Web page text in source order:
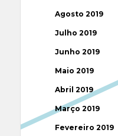
Agosto 2019
Julho 2019
Junho 2019
Maio 2019
Abril 2019
Março 2019
Fevereiro 2019